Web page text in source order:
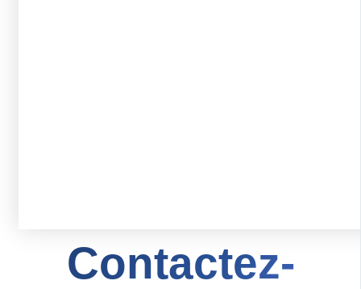
Contactez-